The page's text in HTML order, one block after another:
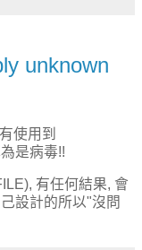
unknown
使用到
是病毒!!
有任何結果, 會
設計的所以"沒問